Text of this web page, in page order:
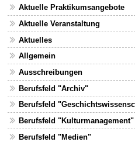
Aktuelle Praktikumsangebote
Aktuelle Veranstaltung
Aktuelles
Allgemein
Ausschreibungen
Berufsfeld "Archiv"
Berufsfeld
Berufsfeld "Kulturmanagement"
Berufsfeld "Medien"